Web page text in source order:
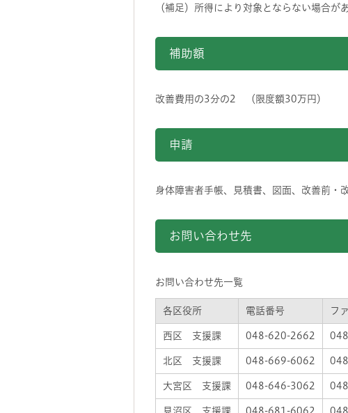
（補足）所得により対象とならない場合が
補助額
改善費用の3分の2 （限度額30万円）
申請
身体障害者手帳、見積書、図面、改善前・
お問い合わせ先
お問い合わせ先一覧
各区役所 電話番号 フ
西区 支援課 048-620-2662
北区 支援課 048-669-6062
大宮区 支援課 048-646-3062
見沼区 支援課 048-681-6062